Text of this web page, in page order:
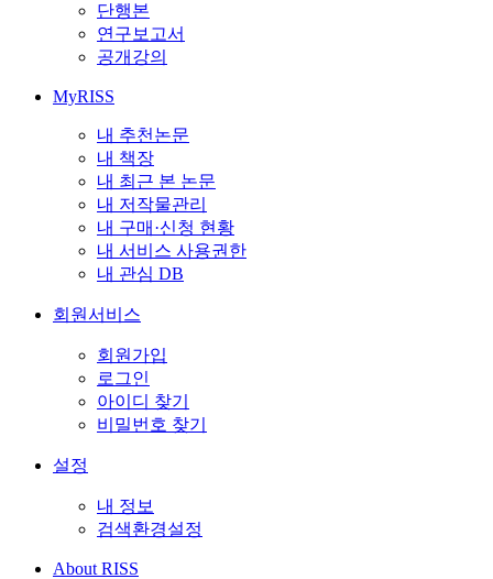
단행본
연구보고서
공개강의
MyRISS
내 추천논문
내 책장
내 최근 본 논문
내 저작물관리
내 구매·신청 현황
내 서비스 사용권한
내 관심 DB
회원서비스
회원가입
로그인
아이디 찾기
비밀번호 찾기
설정
내 정보
검색환경설정
About RISS